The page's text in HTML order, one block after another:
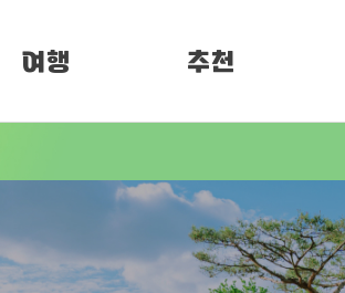
여행
임진각 평화누리
추천